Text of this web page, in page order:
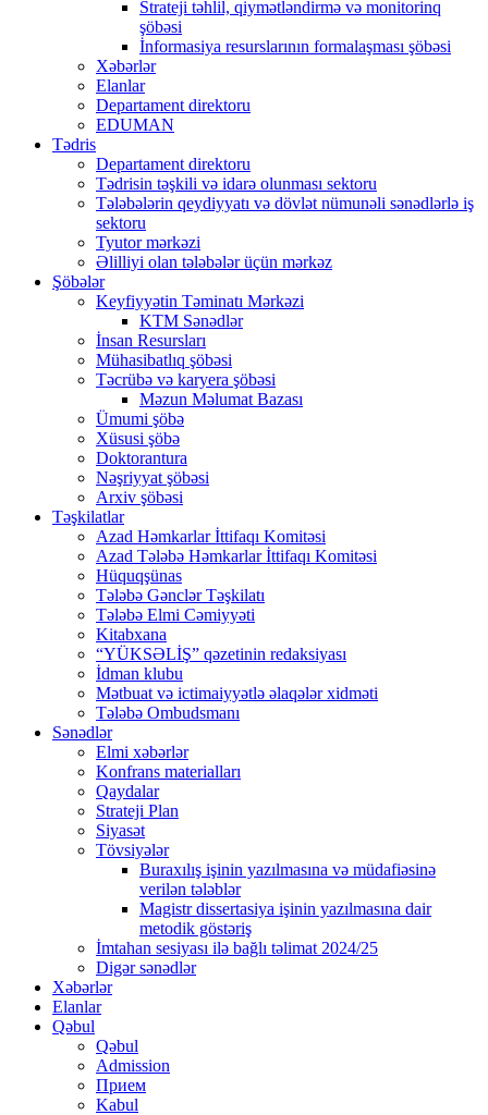
Strateji təhlil, qiymətləndirmə və monitorinq
şöbəsi
İnformasiya resurslarının formalaşması şöbəsi
Xəbərlər
Elanlar
Departament direktoru
EDUMAN
Tədris
Departament direktoru
Tədrisin təşkili və idarə olunması sektoru
Tələbələrin qeydiyyatı və dövlət nümunəli sənədlərlə iş
sektoru
Tyutor mərkəzi
Əlilliyi olan tələbələr üçün mərkəz
Şöbələr
Keyfiyyətin Təminatı Mərkəzi
KTM Sənədlər
İnsan Resursları
Mühasibatlıq şöbəsi
Təcrübə və karyera şöbəsi
Məzun Məlumat Bazası
Ümumi şöbə
Xüsusi şöbə
Doktorantura
Nəşriyyat şöbəsi
Arxiv şöbəsi
Təşkilatlar
Azad Həmkarlar İttifaqı Komitəsi
Azad Tələbə Həmkarlar İttifaqı Komitəsi
Hüquqşünas
Tələbə Gənclər Təşkilatı
Tələbə Elmi Cəmiyyəti
Kitabxana
“YÜKSƏLİŞ” qəzetinin redaksiyası
İdman klubu
Mətbuat və ictimaiyyətlə əlaqələr xidməti
Tələbə Ombudsmanı
Sənədlər
Elmi xəbərlər
Konfrans materialları
Qaydalar
Strateji Plan
Siyasət
Tövsiyələr
Buraxılış işinin yazılmasına və müdafiəsinə
verilən tələblər
Magistr dissertasiya işinin yazılmasına dair
metodik göstəriş
İmtahan sesiyası ilə bağlı təlimat 2024/25
Digər sənədlər
Xəbərlər
Elanlar
Qəbul
Qəbul
Admission
Прием
Kabul